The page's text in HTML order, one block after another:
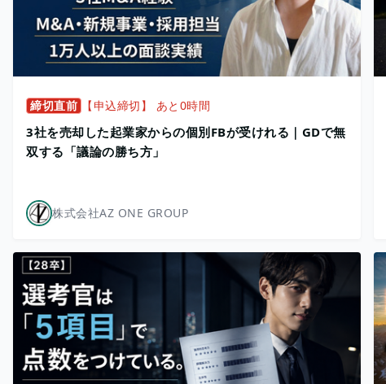
締切直前 【申込締切】 あと0時間
3社を売却した起業家からの個別FBが受けれる｜GDで無
双する「議論の勝ち方」
株式会社AZ ONE GROUP